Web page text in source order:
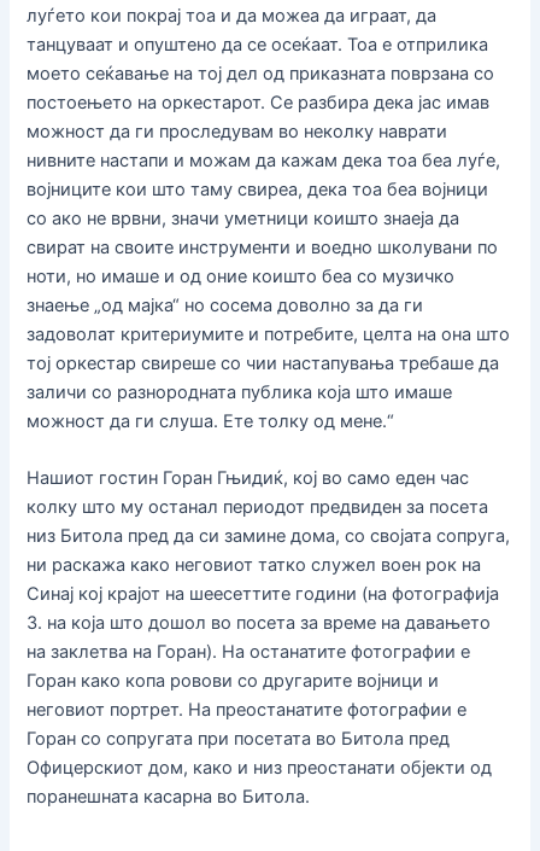
луѓето кои покрај тоа и да можеа да играат, да
танцуваат и опуштено да се осеќаат. Тоа е отприлика
моето сеќавање на тој дел од приказната поврзана со
постоењето на оркестарот. Се разбира дека јас имав
можност да ги проследувам во неколку наврати
нивните настапи и можам да кажам дека тоа беа луѓе,
војниците кои што таму свиреа, дека тоа беа војници
со ако не врвни, значи уметници коишто знаеја да
свират на своите инструменти и воедно школувани по
ноти, но имаше и од оние коишто беа со музичко
знаење „од мајка“ но сосема доволно за да ги
задоволат критериумите и потребите, целта на она што
тој оркестар свиреше со чии настапувања требаше да
заличи со разнородната публика која што имаше
можност да ги слуша. Ете толку од мене.“
Нашиот гостин Горан Гњидиќ, кој во само еден час
колку што му останал периодот предвиден за посета
низ Битола пред да си замине дома, со својата сопруга,
ни раскажа како неговиот татко служел воен рок на
Синај кој крајот на шеесеттите години (на фотографија
3. на која што дошол во посета за време на давањето
на заклетва на Горан). На останатите фотографии е
Горан како копа ровови со другарите војници и
неговиот портрет. На преостанатите фотографии е
Горан со сопругата при посетата во Битола пред
Офицерскиот дом, како и низ преостанати објекти од
поранешната касарна во Битола.